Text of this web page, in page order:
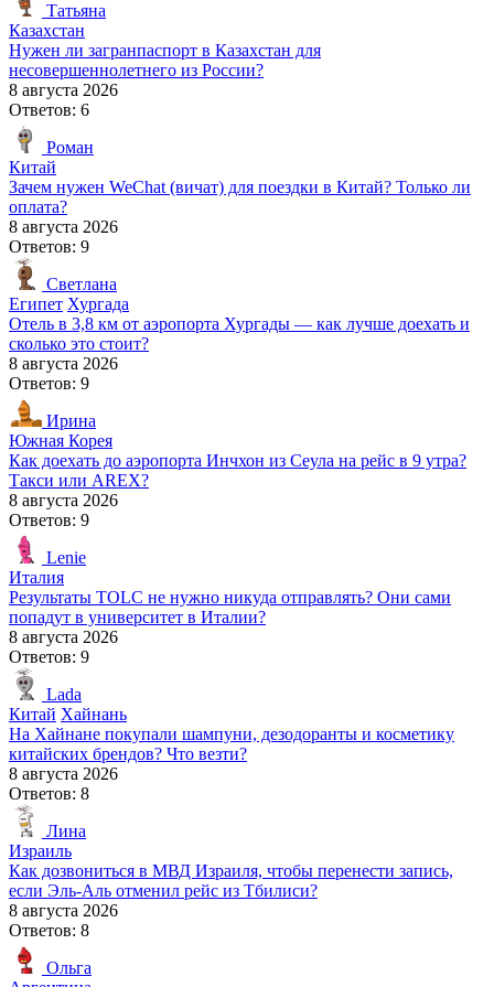
Татьяна
Казахстан
Нужен ли загранпаспорт в Казахстан для
несовершеннолетнего из России?
8 августа 2026
Ответов: 6
Роман
Китай
Зачем нужен WeChat (вичат) для поездки в Китай? Только ли
оплата?
8 августа 2026
Ответов: 9
Светлана
Египет Хургада
Отель в 3,8 км от аэропорта Хургады — как лучше доехать и
сколько это стоит?
8 августа 2026
Ответов: 9
Ирина
Южная Корея
Как доехать до аэропорта Инчхон из Сеула на рейс в 9 утра?
Такси или AREX?
8 августа 2026
Ответов: 9
Lenie
Италия
Результаты TOLC не нужно никуда отправлять? Они сами
попадут в университет в Италии?
8 августа 2026
Ответов: 9
Lada
Китай Хайнань
На Хайнане покупали шампуни, дезодоранты и косметику
китайских брендов? Что везти?
8 августа 2026
Ответов: 8
Лина
Израиль
Как дозвониться в МВД Израиля, чтобы перенести запись,
если Эль-Аль отменил рейс из Тбилиси?
8 августа 2026
Ответов: 8
Ольга